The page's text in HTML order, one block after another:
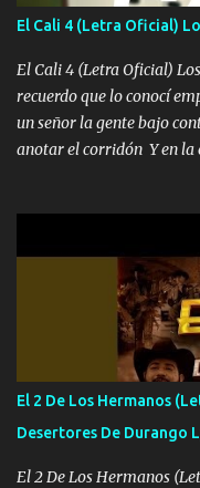
también la nueve que
al traicionero damos pa
pues hay charola les voy
El Cali 4 (Letra Oficial)
El Cali 4 (Letra Oficial)
recuerdo que lo conocí
un señor la gente bajo
anotar el corridón Y en la
camisa es color Verde y
con los drones
Bellas Artes me ve en las
verde se le extraña pa
POR CLAVE ES EL CALI
tirante andamos mi
se ve limpio el camino
misma piedra me vuelvo
en corto me tiró a per...
El 2 De Los Hermanos
Desertores De Durango
El 2 De Los Hermanos